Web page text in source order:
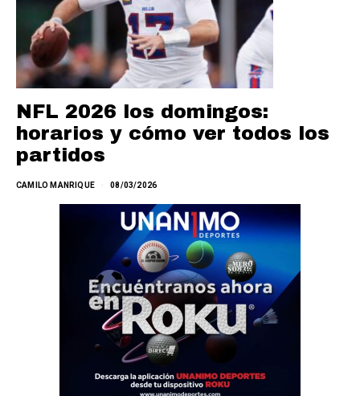
NFL 2026 los domingos:
horarios y cómo ver todos los
partidos
CAMILO MANRIQUE 08/03/2026